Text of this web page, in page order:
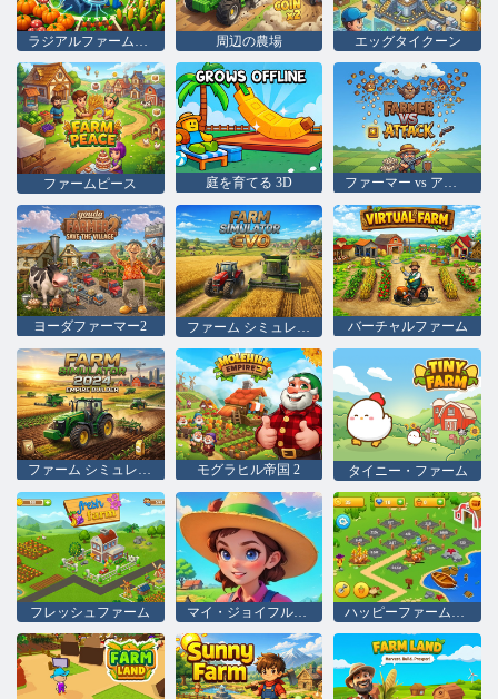
周辺の農場 エッグタイクーン
ファームピース 庭を育てる 3D ファーマー vs アタック
ヨーダファーマー2 ファーム シミュレーター: Evo バーチャルファーム
モグラヒル帝国 2 タイニー・ファーム
フレッシュファーム マイ・ジョイフル・ファーム・ワールド ハッピーファームデー